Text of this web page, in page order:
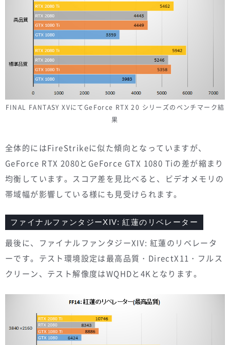
FINAL FANTASY XVにてGeForce RTX 20 シリーズのベンチマーク結
果
全体的にはFireStrikeに似た傾向となっていますが、
GeForce RTX 2080とGeForce GTX 1080 Tiの差が縮まり
均衡しています。スコア差を見比べると、ビデオメモリの
帯域幅が影響している様にも見受けられます。
ファイナルファンタジーXIV: 紅蓮のリベレーター
最後に、ファイナルファンタジーXIV: 紅蓮のリベレータ
ーです。テスト環境設定は最高品質・DirectX11・フルス
クリーン、テスト解像度はWQHDと4Kとなります。